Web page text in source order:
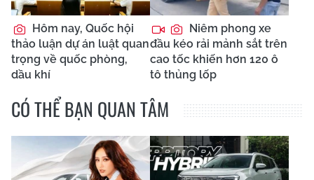
Hôm nay, Quốc hội
thảo luận dự án luật quan
trọng về quốc phòng,
dầu khí
Niêm phong xe
đầu kéo rải mảnh sắt trên
cao tốc khiến hơn 120 ô
tô thủng lốp
CÓ THỂ BẠN QUAN TÂM